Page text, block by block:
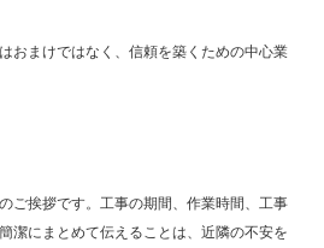
おまけではなく、信頼を築くための中心業
ご挨拶です。工事の期間、作業時間、工事
潔にまとめて伝えることは、近隣の不安を